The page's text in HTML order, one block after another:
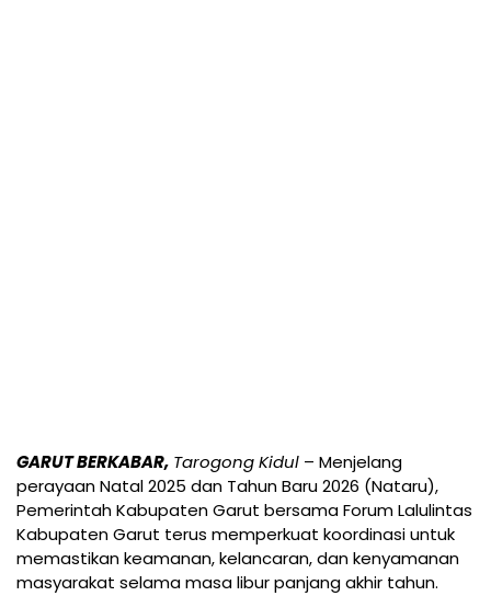
GARUT BERKABAR, Tarogong Kidul – Menjelang
perayaan Natal 2025 dan Tahun Baru 2026 (Nataru),
Pemerintah Kabupaten Garut bersama Forum Lalulintas
Kabupaten Garut terus memperkuat koordinasi untuk
memastikan keamanan, kelancaran, dan kenyamanan
masyarakat selama masa libur panjang akhir tahun.